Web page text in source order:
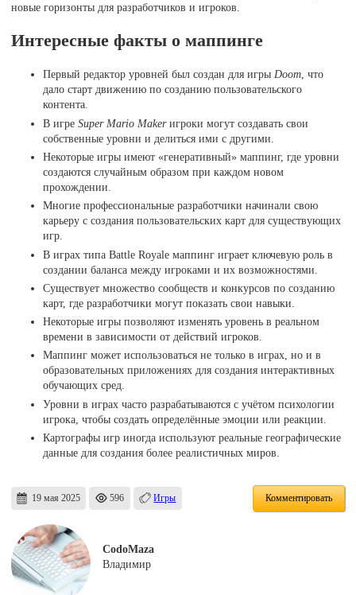
новые горизонты для разработчиков и игроков.
Интересные факты о маппинге
Первый редактор уровней был создан для игрыDoom, что
дало старт движению по созданию пользовательского
контента.
В игреSuper Mario Makerигроки могут создавать свои
собственные уровни и делиться ими с другими.
Некоторые игры имеют «генеративный» маппинг, где уровни
создаются случайным образом при каждом новом
прохождении.
Многие профессиональные разработчики начинали свою
карьеру с создания пользовательских карт для существующих
игр.
В играх типа Battle Royale маппинг играет ключевую роль в
создании баланса между игроками и их возможностями.
Существует множество сообществ и конкурсов по созданию
карт, где разработчики могут показать свои навыки.
Некоторые игры позволяют изменять уровень в реальном
времени в зависимости от действий игроков.
Маппинг может использоваться не только в играх, но и в
образовательных приложениях для создания интерактивных
обучающих сред.
Уровни в играх часто разрабатываются с учётом психологии
игрока, чтобы создать определённые эмоции или реакции.
Картографы игр иногда используют реальные географические
данные для создания более реалистичных миров.
19 мая 2025 596 Игры Комментировать
CodoMaza
Владимир